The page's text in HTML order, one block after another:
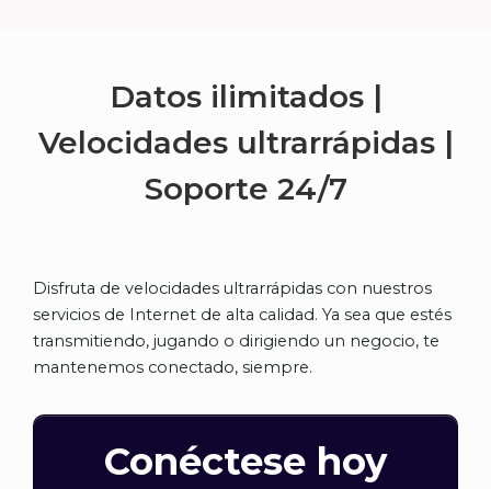
Datos ilimitados |
Velocidades ultrarrápidas |
Soporte 24/7
Disfruta de velocidades ultrarrápidas con nuestros
servicios de Internet de alta calidad. Ya sea que estés
transmitiendo, jugando o dirigiendo un negocio, te
mantenemos conectado, siempre.
Conéctese hoy